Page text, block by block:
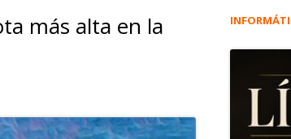
más alta en la
Vera Aguayo López. La nota más alta en la
Barra